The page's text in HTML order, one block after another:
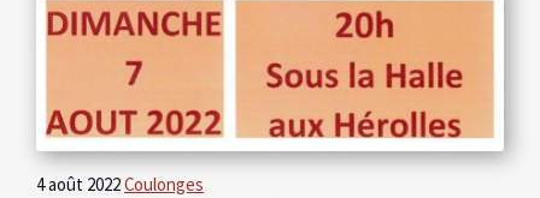
4 août 2022Coulonges